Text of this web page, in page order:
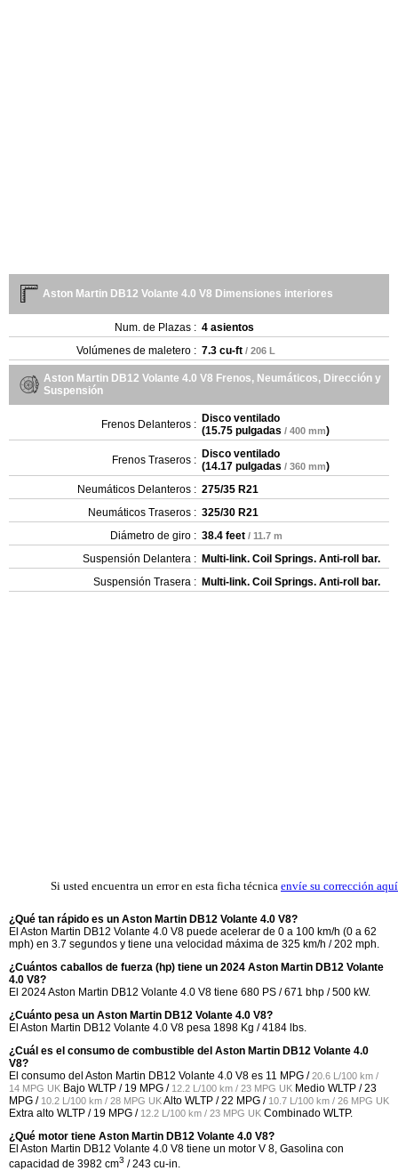
Aston Martin DB12 Volante 4.0 V8 Dimensiones interiores
Num. de Plazas : 4 asientos
Volúmenes de maletero : 7.3 cu-ft / 206 L
Aston Martin DB12 Volante 4.0 V8 Frenos, Neumáticos, Dirección y
Suspensión
Frenos Delanteros : Disco ventilado
(15.75 pulgadas / 400 mm)
Frenos Traseros : Disco ventilado
(14.17 pulgadas / 360 mm)
Neumáticos Delanteros : 275/35 R21
Neumáticos Traseros : 325/30 R21
Diámetro de giro : 38.4 feet / 11.7 m
Suspensión Delantera : Multi-link. Coil Springs. Anti-roll bar.
Suspensión Trasera : Multi-link. Coil Springs. Anti-roll bar.
Si usted encuentra un error en esta ficha técnica envíe su corrección aquí
¿Qué tan rápido es un Aston Martin DB12 Volante 4.0 V8?
El Aston Martin DB12 Volante 4.0 V8 puede acelerar de 0 a 100 km/h (0 a 62
mph) en 3.7 segundos y tiene una velocidad máxima de 325 km/h / 202 mph.
¿Cuántos caballos de fuerza (hp) tiene un 2024 Aston Martin DB12 Volante
4.0 V8?
El 2024 Aston Martin DB12 Volante 4.0 V8 tiene 680 PS / 671 bhp / 500 kW.
¿Cuánto pesa un Aston Martin DB12 Volante 4.0 V8?
El Aston Martin DB12 Volante 4.0 V8 pesa 1898 Kg / 4184 lbs.
¿Cuál es el consumo de combustible del Aston Martin DB12 Volante 4.0
V8?
El consumo del Aston Martin DB12 Volante 4.0 V8 es 11 MPG /20.6 L/100 km /
14 MPG UK Bajo WLTP / 19 MPG / 12.2 L/100 km / 23 MPG UK Medio WLTP /23
MPG / 10.2 L/100 km / 28 MPG UKAlto WLTP /22 MPG / 10.7 L/100 km / 26 MPG UK
Extra alto WLTP / 19 MPG / 12.2 L/100 km / 23 MPG UK Combinado WLTP.
¿Qué motor tiene Aston Martin DB12 Volante 4.0 V8?
El Aston Martin DB12 Volante 4.0 V8 tiene un motor V 8, Gasolina con
capacidad de 3982 cm3 / 243 cu-in.